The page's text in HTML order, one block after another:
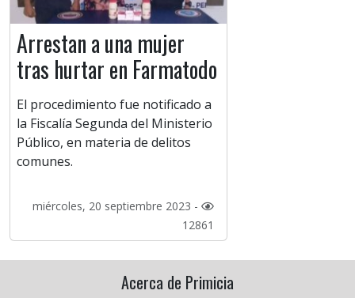
Arrestan a una mujer
tras hurtar en Farmatodo
El procedimiento fue notificado a
la Fiscalía Segunda del Ministerio
Público, en materia de delitos
comunes.
miércoles, 20 septiembre 2023 -
12861
Acerca de Primicia